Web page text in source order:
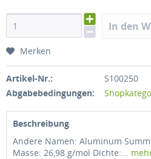
In den
Merken
Artikel-Nr.:
S100250
Abgabebedingungen:
Beschreibung
Andere Namen: Aluminum
Masse: 26,98 g/mol Dichte:...